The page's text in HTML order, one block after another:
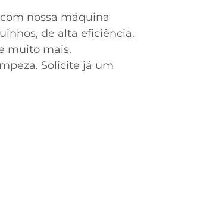
nossa máquina
de alta eficiência.
muito mais.
Solicite já um